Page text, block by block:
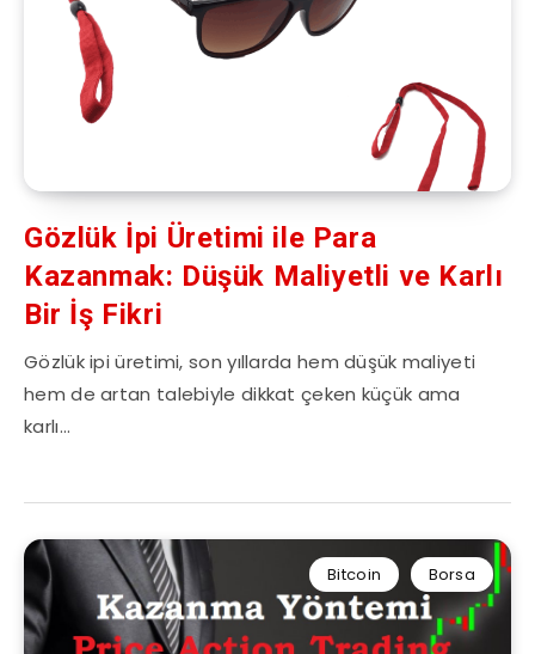
Gözlük İpi Üretimi ile Para
Kazanmak: Düşük Maliyetli ve Karlı
Bir İş Fikri
Gözlük ipi üretimi, son yıllarda hem düşük maliyeti
hem de artan talebiyle dikkat çeken küçük ama
karlı…
Bitcoin Borsa